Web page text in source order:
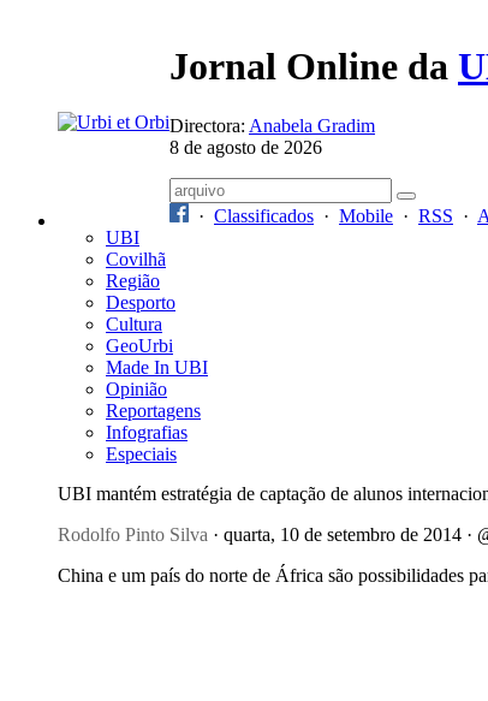
Jornal Online da
Directora: Anabela Gradim
8 de agosto de 2026
· Classificados · Mobile · RSS ·
UBI
Covilhã
Região
Desporto
Cultura
GeoUrbi
Made In UBI
Opinião
Reportagens
Infografias
Especiais
UBI mantém estratégia de captação de alunos
Rodolfo Pinto Silva · quarta, 10 de setembro de 2014 ·
China e um país do norte de África são possibilidades